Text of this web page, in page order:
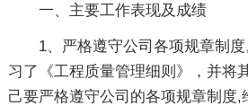
一、主要工作表现及成绩
1、严格遵守公司各项规章制
习了《工程质量管理细则》，并将
己要严格遵守公司的各项规章制度,